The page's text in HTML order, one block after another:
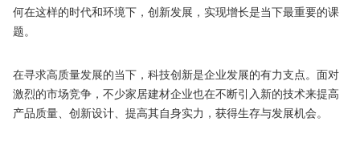
何在这样的时代和环境下，创新发展，实现增长是当下最重要的课
题。
在寻求高质量发展的当下，科技创新是企业发展的有力支点。面对
激烈的市场竞争，不少家居建材企业也在不断引入新的技术来提高
产品质量、创新设计、提高其自身实力，获得生存与发展机会。